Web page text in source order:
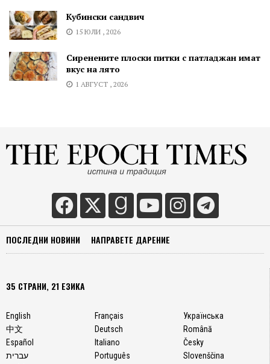
Кубински сандвич
15 ЮЛИ , 2026
Сиренените плоски питки с патладжан имат
вкус на лято
1 АВГУСТ , 2026
ПОСЛЕДНИ НОВИНИ НАПРАВЕТЕ ДАРЕНИЕ
35 СТРАНИ, 21 ЕЗИКА
English
中文
Español
עברית
Français
Deutsch
Italiano
Português
Українська
Română
Česky
Slovenščina